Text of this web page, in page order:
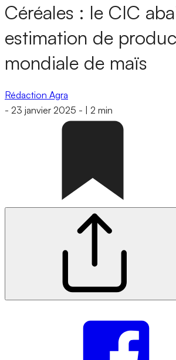
Céréales : le CIC
estimation de
mondiale de maïs
Rédaction Agra
- 23 janvier 2025 - 2 min